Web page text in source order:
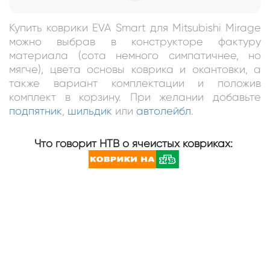
Купить коврики EVA Smart для Mitsubishi Mirage
можно выбрав в конструкторе фактуру
материала (сота немного симпатичнее, но
мягче), цвета основы коврика и окантовки, а
также вариант комплектации и положив
комплект в корзину. При желании добавьте
подпятник шильдик или автолейбл.
Что говорит НТВ о ячеистых ковриках: